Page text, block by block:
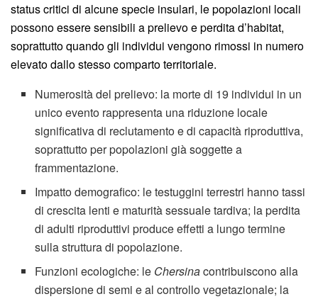
status critici di alcune specie insulari, le popolazioni locali
possono essere sensibili a prelievo e perdita d’habitat,
soprattutto quando gli individui vengono rimossi in numero
elevato dallo stesso comparto territoriale.
Numerosità del prelievo: la morte di 19 individui in un
unico evento rappresenta una riduzione locale
significativa di reclutamento e di capacità riproduttiva,
soprattutto per popolazioni già soggette a
frammentazione.
Impatto demografico: le testuggini terrestri hanno tassi
di crescita lenti e maturità sessuale tardiva; la perdita
di adulti riproduttivi produce effetti a lungo termine
sulla struttura di popolazione.
Funzioni ecologiche: le Chersinacontribuiscono alla
dispersione di semi e al controllo vegetazionale; la